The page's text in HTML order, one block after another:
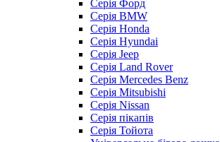
Серія Форд
Серія BMW
Серія Honda
Серія Hyundai
Серія Jeep
Серія Land Rover
Серія Mercedes Benz
Серія Mitsubishi
Серія Nissan
Серія пікапів
Серія Тойота